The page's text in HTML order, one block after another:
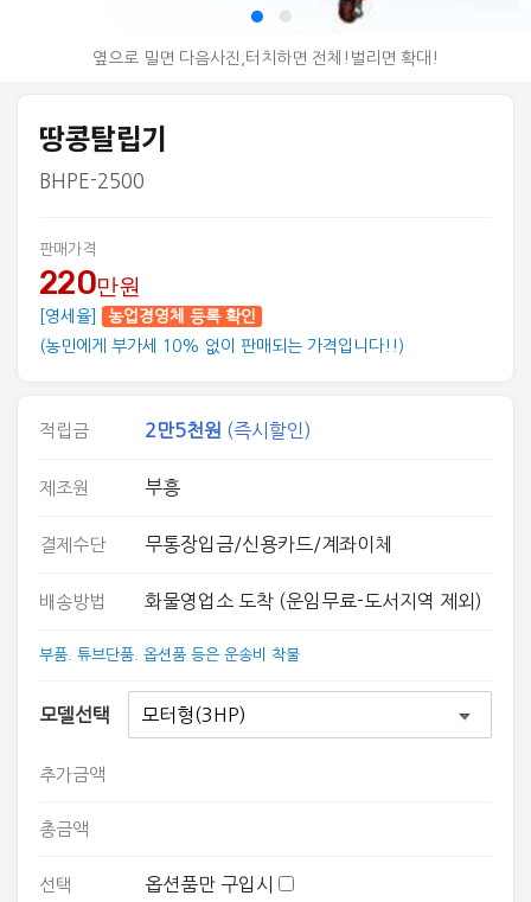
© 아그리즈
옆으로 밀면 다음사진,터치하면 전체!벌리면 확대!
땅콩탈립기
BHPE-2500
판매가격
220만원
[영세율]
농업경영체 등록 확인
(농민에게 부가세 10% 없이 판매되는 가격입니다!!)
적립금 2만5천원 (즉시할인)
제조원 부흥
결제수단 무통장입금/신용카드/계좌이체
배송방법 화물영업소 도착 (운임무료-도서지역 제외)
부품. 튜브단품. 옵션품 등은 운송비 착불
모델선택
추가금액
총금액
선택 옵션품만 구입시